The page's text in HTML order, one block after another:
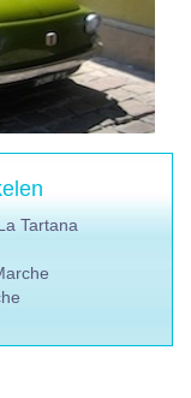
Tartana